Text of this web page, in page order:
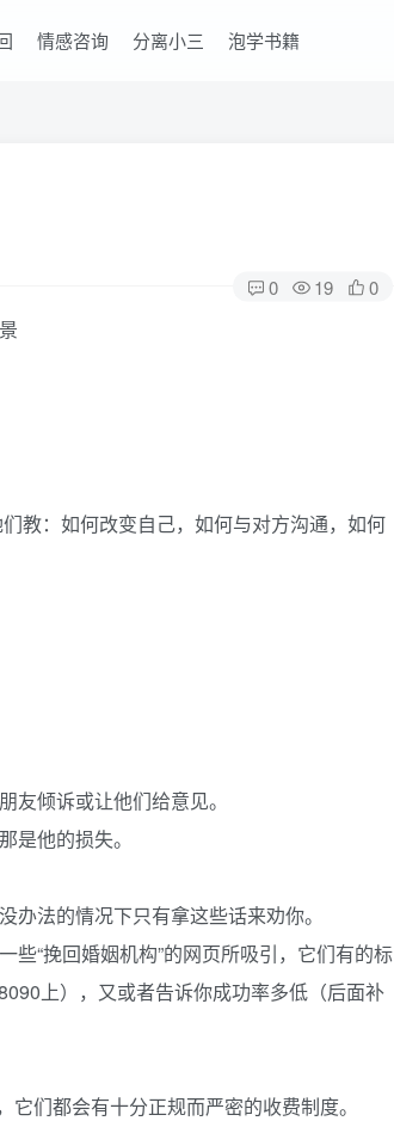
情感咨询 分离小三 泡学书籍
0 19 0
教：如何改变自己，如何与对方沟通，如何
倾诉或让他们给意见。
是他的损失。
法的情况下只有拿这些话来劝你。
“挽回婚姻机构”的网页所吸引，它们有的标
上），又或者告诉你成功率多低（后面补
们都会有十分正规而严密的收费制度。